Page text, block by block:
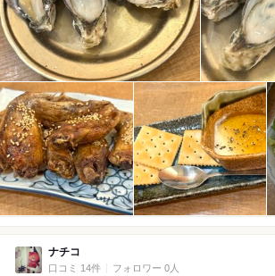
ナチコ
口コミ 14件 フォロワー 0人